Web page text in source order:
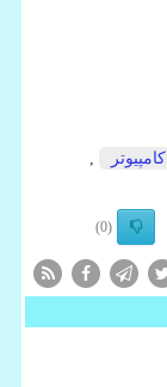
كامپیوتر
(0)